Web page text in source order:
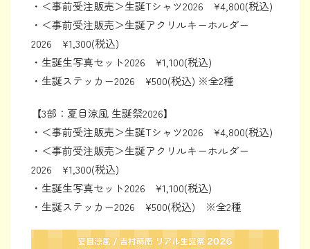
・＜事前受注販売＞生誕Tシャツ2026 ¥4,800(税込)
・＜事前受注販売＞生誕アクリルキーホルダー
2026 ¥1,300(税込)
・生誕生写真セット2026 ¥1,100(税込)
・生誕ステッカー2026 ¥500(税込) ※全2種
【3部：夏目涼風 生誕祭2026】
・＜事前受注販売＞生誕Tシャツ2026 ¥4,800(税込)
・＜事前受注販売＞生誕アクリルキーホルダー
2026 ¥1,300(税込)
・生誕生写真セット2026 ¥1,100(税込)
・生誕ステッカー2026 ¥500(税込) ※全2種